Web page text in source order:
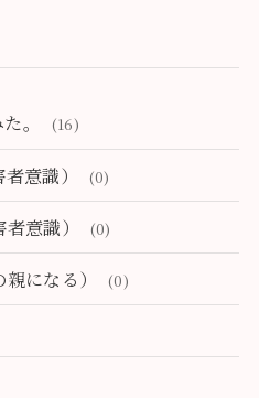
。 (16)
意識） (0)
意識） (0)
になる） (0)